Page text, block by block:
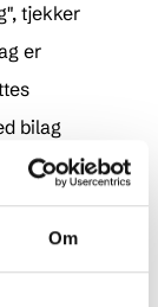
Om
tjekker
er
bilag